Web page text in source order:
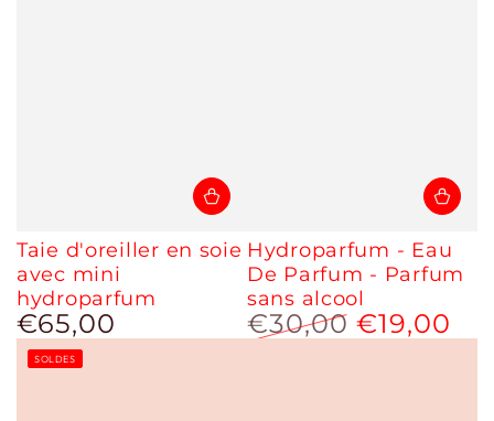
Taie d'oreiller en soie
avec mini
hydroparfum
Prix
normal
€65,00
Hydroparfum - Eau
De Parfum - Parfum
sans alcool
€30,00 €19,00
SOLDES